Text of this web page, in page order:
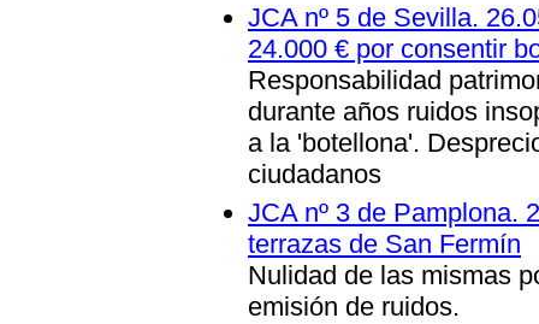
JCA nº 5 de Sevilla.
24.000 € por consentir
Responsabilidad
durante años ruidos
a la 'botellona'.
ciudadanos
JCA nº 3 de Pamplona.
terrazas de San Fermín
Nulidad de las mismas
emisión de ruidos.